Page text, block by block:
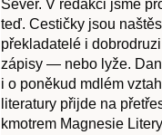
Sever. V redakci jsme
teď. Cestičky jsou
překladatelé i
zápisy — nebo lyže.
i o poněkud mdlém
literatury přijde na
kmotrem Magnesie